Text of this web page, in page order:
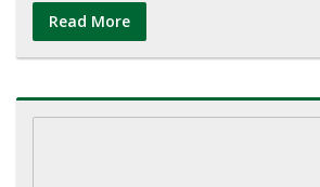
Read More